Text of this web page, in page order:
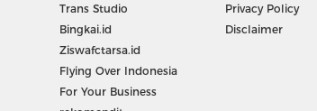
Trans Studio
Bingkai.id
Ziswafctarsa.id
Flying Over Indonesia
For Your Business
Privacy Policy
Disclaimer